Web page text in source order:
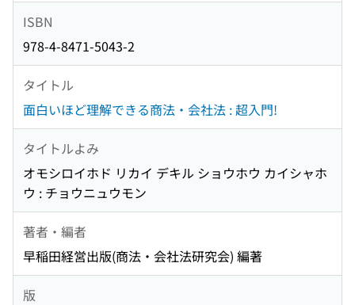
ISBN
978-4-8471-5043-2
タイトル
面白いほど理解できる商法・会社法 : 超入門!
タイトルよみ
オモシロイホド リカイ デキル ショウホウ カイシャホ
ウ : チョウニュウモン
著者・編者
早稲田経営出版(商法・会社法研究会) 編著
版